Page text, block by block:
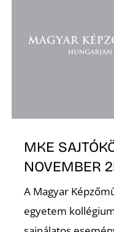
MKE
NOVEMBER
A Magyar
egyetem